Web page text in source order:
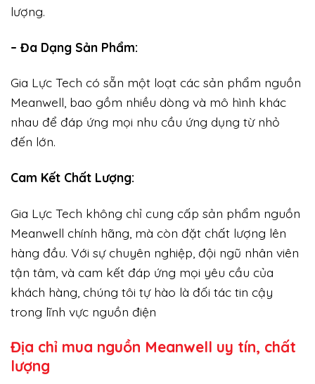
lượng.
– Đa Dạng Sản Phẩm:
Gia Lực Tech có sẵn một loạt các sản phẩm nguồn
Meanwell, bao gồm nhiều dòng và mô hình khác
nhau để đáp ứng mọi nhu cầu ứng dụng từ nhỏ
đến lớn.
Cam Kết Chất Lượng:
Gia Lực Tech không chỉ cung cấp sản phẩm nguồn
Meanwell chính hãng, mà còn đặt chất lượng lên
hàng đầu. Với sự chuyên nghiệp, đội ngũ nhân viên
tận tâm, và cam kết đáp ứng mọi yêu cầu của
khách hàng, chúng tôi tự hào là đối tác tin cậy
trong lĩnh vực nguồn điện
Địa chỉ mua nguồn Meanwell uy tín, chất
lượng